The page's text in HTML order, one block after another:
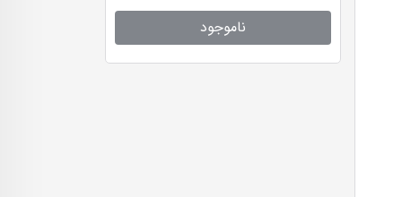
ناموجود